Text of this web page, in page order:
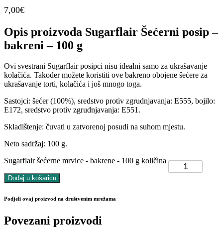
7,00€
Opis proizvoda Sugarflair Šećerni posip –
bakreni – 100 g
Ovi svestrani Sugarflair posipci nisu idealni samo za ukrašavanje
kolačića. Također možete koristiti ove bakreno obojene šećere za
ukrašavanje torti, kolačića i još mnogo toga.
Sastojci: šećer (100%), sredstvo protiv zgrudnjavanja: E555, bojilo:
E172, sredstvo protiv zgrudnjavanja: E551.
Skladištenje: čuvati u zatvorenoj posudi na suhom mjestu.
Neto sadržaj: 100 g.
Sugarflair šećerne mrvice - bakrene - 100 g količina
Dodaj u košaricu
Podjeli ovaj proizvod na društvenim mrežama
Povezani proizvodi